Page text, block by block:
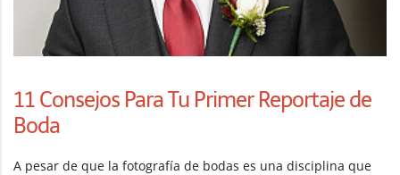
11 Consejos Para Tu Primer Reportaje de
Boda
A pesar de que la fotografía de bodas es una disciplina que